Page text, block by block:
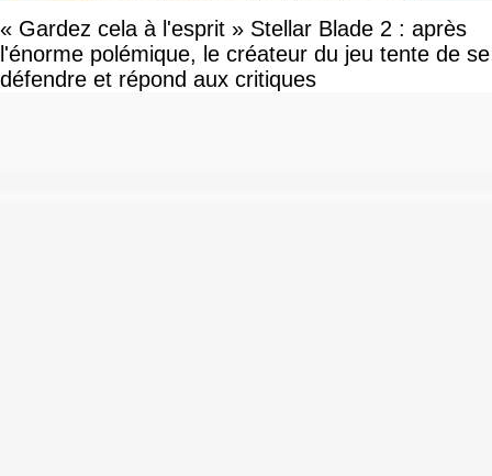
« Gardez cela à l'esprit » Stellar Blade 2 : après
l'énorme polémique, le créateur du jeu tente de se
défendre et répond aux critiques